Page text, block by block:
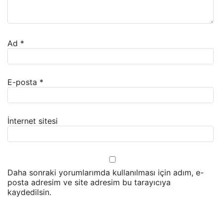
Ad *
E-posta *
İnternet sitesi
Daha sonraki yorumlarımda kullanılması için adım, e-
posta adresim ve site adresim bu tarayıcıya
kaydedilsin.